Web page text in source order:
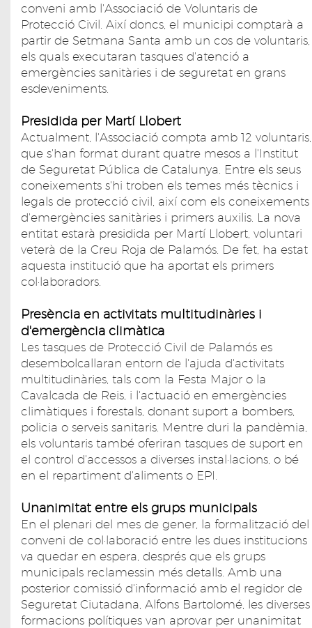
conveni amb l'Associació de Voluntaris de
Protecció Civil. Així doncs, el municipi comptarà a
partir de Setmana Santa amb un cos de voluntaris,
els quals executaran tasques d'atenció a
emergències sanitàries i de seguretat en grans
esdeveniments.
Presidida per Martí Llobert
Actualment, l'Associació compta amb 12 voluntaris,
que s'han format durant quatre mesos a l'Institut
de Seguretat Pública de Catalunya. Entre els seus
coneixements s'hi troben els temes més tècnics i
legals de protecció civil, així com els coneixements
d'emergències sanitàries i primers auxilis. La nova
entitat estarà presidida per Martí Llobert, voluntari
veterà de la Creu Roja de Palamós. De fet, ha estat
aquesta institució que ha aportat els primers
col·laboradors.
Presència en activitats multitudinàries i
d'emergència climàtica
Les tasques de Protecció Civil de Palamós es
desembolcallaran entorn de l'ajuda d'activitats
multitudinàries, tals com la Festa Major o la
Cavalcada de Reis, i l'actuació en emergències
climàtiques i forestals, donant suport a bombers,
policia o serveis sanitaris. Mentre duri la pandèmia,
els voluntaris també oferiran tasques de suport en
el control d'accessos a diverses instal·lacions, o bé
en el repartiment d'aliments o EPI.
Unanimitat entre els grups municipals
En el plenari del mes de gener, la formalització del
conveni de col·laboració entre les dues institucions
va quedar en espera, després que els grups
municipals reclamessin més detalls. Amb una
posterior comissió d'informació amb el regidor de
Seguretat Ciutadana, Alfons Bartolomé, les diverses
formacions polítiques van aprovar per unanimitat